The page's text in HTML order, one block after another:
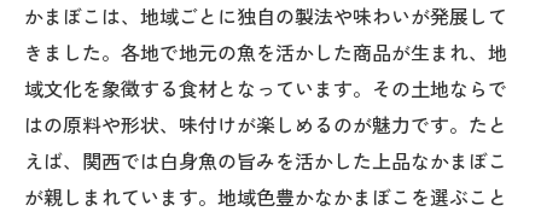
かまぼこは、地域ごとに独自の製法や味わいが発展して
きました。各地で地元の魚を活かした商品が生まれ、地
域文化を象徴する食材となっています。その土地ならで
はの原料や形状、味付けが楽しめるのが魅力です。たと
えば、関西では白身魚の旨みを活かした上品なかまぼこ
が親しまれています。地域色豊かなかまぼこを選ぶこと